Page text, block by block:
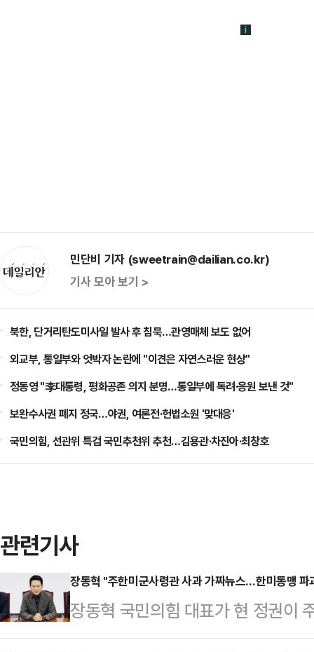
민단비 기자 (sweetrain@dailian.co.kr)
기사 모아 보기 >
북한, 단거리탄도미사일 발사 후 침묵…관영매체 보도 없어
외교부, 통일부와 엇박자 논란에 "이견은 자연스러운 현상"
정동영 "李대통령, 평화공존 의지 분명…통일부에 독려·응원 보낸 것"
보완수사권 폐지 정국…야권, 여론전·헌법소원 '맞대응'
국민의힘, 선관위 특검 국민추천위 추천…김용관·차진아·최창호
관련기사
장동혁 "주한미군사령관 사과 가짜뉴스…한미동맹 파
장동혁 국민의힘 대표가 현 정권이
과했다는 가짜뉴스까지 퍼뜨리고